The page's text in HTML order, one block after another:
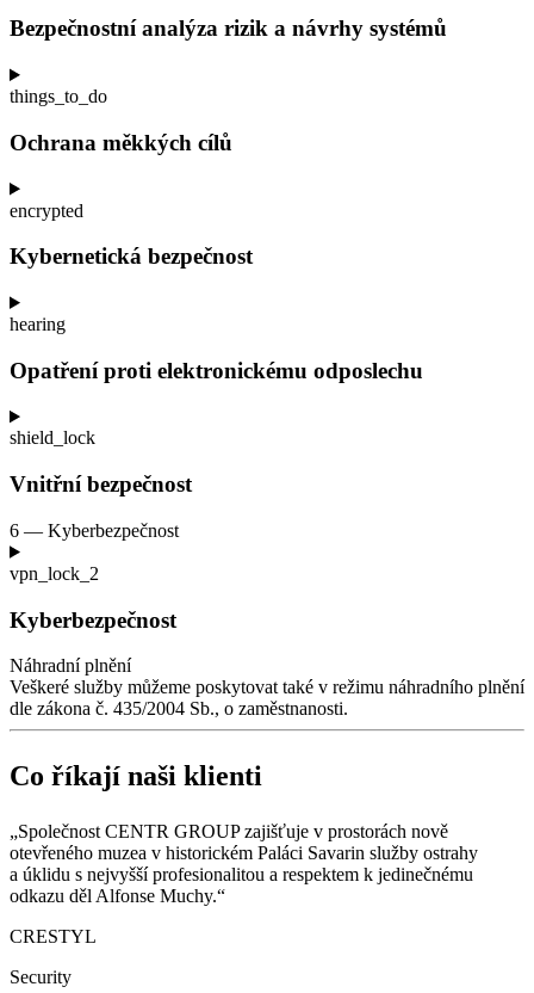
Bezpečnostní analýza rizik a návrhy systémů
things_to_do
Ochrana měkkých cílů
encrypted
Kybernetická bezpečnost
hearing
Opatření proti elektronickému odposlechu
shield_lock
Vnitřní bezpečnost
6 — Kyberbezpečnost
vpn_lock_2
Kyberbezpečnost
Náhradní plnění
Veškeré služby můžeme poskytovat také v režimu náhradního plnění
dle zákona č. 435/2004 Sb., o zaměstnanosti.
Co říkají naši klienti
„Společnost CENTR GROUP zajišťuje v prostorách nově
otevřeného muzea v historickém Paláci Savarin služby ostrahy
a úklidu s nejvyšší profesionalitou a respektem k jedinečnému
odkazu děl Alfonse Muchy.“
CRESTYL
Security